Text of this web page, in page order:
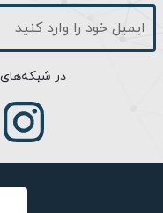
خواهید بود که حسی از
می‌کند. چراغ پاسارگاد
آویز و سردری جلوه‌ی
چراغ چمنی و پارکی هم از آن
از مهم ترین ویژگی های یک
اهمیت می باشد، نوردهی
طبق استانداردهای
در شبکه‌های